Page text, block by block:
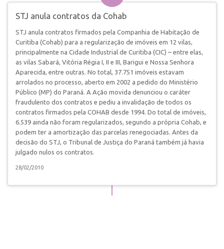
STJ anula contratos da Cohab
STJ anula contratos firmados pela Companhia de Habitação de
Curitiba (Cohab) para a regularização de imóveis em 12 vilas,
principalmente na Cidade Industrial de Curitiba (CIC) – entre elas,
as vilas Sabará, Vitória Régia I, II e III, Barigui e Nossa Senhora
Aparecida, entre outras. No total, 37.751 imóveis estavam
arrolados no processo, aberto em 2002 a pedido do Ministério
Público (MP) do Paraná. A Ação movida denunciou o caráter
fraudulento dos contratos e pediu a invalidação de todos os
contratos firmados pela COHAB desde 1994. Do total de imóveis,
6.539 ainda não foram regularizados, segundo a própria Cohab, e
podem ter a amortização das parcelas renegociadas. Antes da
decisão do STJ, o Tribunal de Justiça do Paraná também já havia
julgado nulos os contratos.
28/02/2010